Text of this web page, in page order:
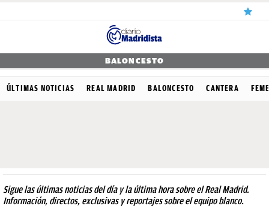
NOTICIAS
FICHAJES
BALONCESTO
ÚLTIMAS NOTICIAS REAL MADRID BALONCESTO CANTERA
Sigue las últimas noticias del día y la última hora sobre el Real Madrid.
Información, directos, exclusivas y reportajes sobre el equipo blanco.